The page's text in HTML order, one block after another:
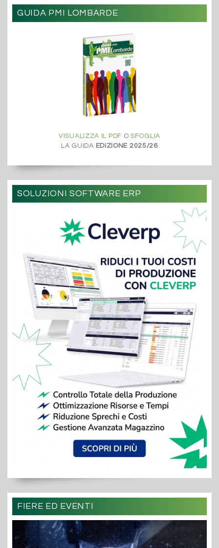
GUIDA PMI LOMBARDE
VISUALIZZA IL PDF OSFOGLIA
LA GUIDA EDIZIONE 2025/26
SOLUZIONI SOFTWARE ERP
FIERE ED EVENTI